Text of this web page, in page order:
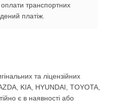
транспортних
платіж.
та ліцензійних
KIA, HYUNDAI, TOYOTA,
є в наявності або